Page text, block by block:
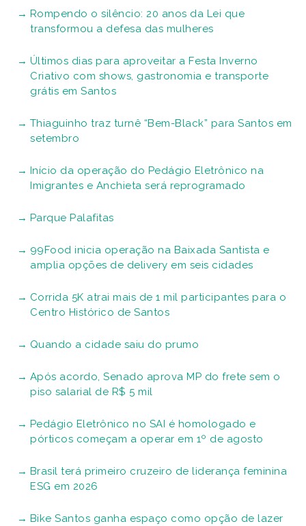
Rompendo o silêncio: 20 anos da Lei que
transformou a defesa das mulheres
Últimos dias para aproveitar a Festa Inverno
Criativo com shows, gastronomia e transporte
grátis em Santos
Thiaguinho traz turnê “Bem-Black” para Santos em
setembro
Início da operação do Pedágio Eletrônico na
Imigrantes e Anchieta será reprogramado
Parque Palafitas
99Food inicia operação na Baixada Santista e
amplia opções de delivery em seis cidades
Corrida 5K atrai mais de 1 mil participantes para o
Centro Histórico de Santos
Quando a cidade saiu do prumo
Após acordo, Senado aprova MP do frete sem o
piso salarial de R$ 5 mil
Pedágio Eletrônico no SAI é homologado e
pórticos começam a operar em 1º de agosto
Brasil terá primeiro cruzeiro de liderança feminina
ESG em 2026
Bike Santos ganha espaço como opção de lazer